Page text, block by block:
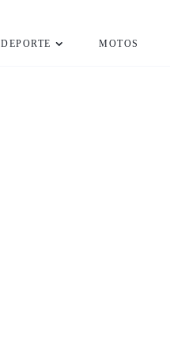
DEPORTE MOTOS